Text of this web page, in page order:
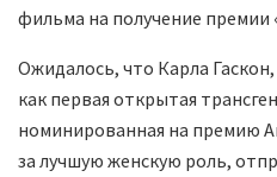
фильма на получение премии
Ожидалось, что Карла
как первая открытая
номинированная на премию
за лучшую женскую роль,